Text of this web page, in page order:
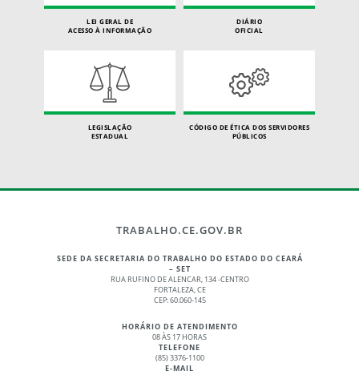
LEI GERAL DE
ACESSO À INFORMAÇÃO
DIÁRIO
OFICIAL
LEGISLAÇÃO
ESTADUAL
CÓDIGO DE ÉTICA DOS SERVIDORES
PÚBLICOS
TRABALHO.CE.GOV.BR
SEDE DA SECRETARIA DO TRABALHO DO ESTADO DO CEARÁ
– SET
RUA RUFINO DE ALENCAR, 134 -CENTRO
FORTALEZA, CE
CEP: 60.060-145
HORÁRIO DE ATENDIMENTO
08 ÀS 17 HORAS
TELEFONE
(85) 3376-1100
E-MAIL